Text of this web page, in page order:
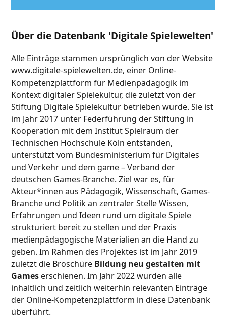
Über die Datenbank 'Digitale Spielewelten'
Alle Einträge stammen ursprünglich von der Website
www.digitale-spielewelten.de, einer Online-
Kompetenzplattform für Medienpädagogik im
Kontext digitaler Spielekultur, die zuletzt von der
Stiftung Digitale Spielekultur betrieben wurde. Sie ist
im Jahr 2017 unter Federführung der Stiftung in
Kooperation mit dem Institut Spielraum der
Technischen Hochschule Köln entstanden,
unterstützt vom Bundesministerium für Digitales
und Verkehr und dem game – Verband der
deutschen Games-Branche. Ziel war es, für
Akteur*innen aus Pädagogik, Wissenschaft, Games-
Branche und Politik an zentraler Stelle Wissen,
Erfahrungen und Ideen rund um digitale Spiele
strukturiert bereit zu stellen und der Praxis
medienpädagogische Materialien an die Hand zu
geben. Im Rahmen des Projektes ist im Jahr 2019
zuletzt die Broschüre Bildung neu gestalten mit
Games erschienen. Im Jahr 2022 wurden alle
inhaltlich und zeitlich weiterhin relevanten Einträge
der Online-Kompetenzplattform in diese Datenbank
überführt.